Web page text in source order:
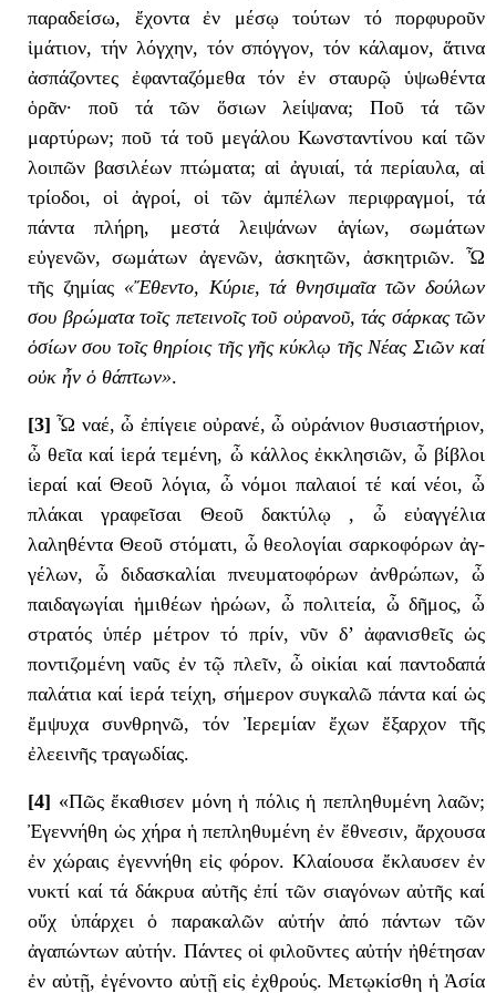
παραδείσω, ἔχοντα ἐν μέσῳ τούτων τό πορφυροῦν
ἱμάτιον, τήν λόγχην, τόν σπόγγον, τόν κάλαμον, ἅτινα
ἀσπάζοντες ἐφανταζόμεθα τόν ἐν σταυρῷ ὑψωθέντα
ὁρᾶν· ποῦ τά τῶν ὅσιων λείψανα; Ποῦ τά τῶν
μαρτύρων; ποῦ τά τοῦ μεγάλου Κωνσταντίνου καί τῶν
λοιπῶν βασιλέων πτώματα; αἱ ἀγυιαί, τά περίαυλα, αἱ
τρίοδοι, οἱ ἀγροί, οἱ τῶν ἀμπέλων περιφραγμοί, τά
πάντα πλήρη, μεστά λειψάνων ἁγίων, σωμάτων
εὐγενῶν, σωμάτων ἀγενῶν, ἀσκητῶν, ἀσκητριῶν. Ὦ
τῆς ζημίας «Ἔθεντο, Κύριε, τά θνησιμαῖα τῶν δούλων
σου βρώματα τοῖς πετεινοῖς τοῦ οὐρανοῦ, τάς σάρκας τῶν
ὁσίων σου τοῖς θηρίοις τῆς γῆς κύκλῳ τῆς Νέας Σιῶν καί
οὐκ ἦν ὁ θάπτων».
[3]Ὦ ναέ, ὦ ἐπίγειε οὐρανέ, ὦ οὐράνιον θυσιαστήριον,
ὦ θεῖα καί ἱερά τεμένη, ὦ κάλλος ἐκκλησιῶν, ὦ βίβλοι
ἱεραί καί Θεοῦ λόγια, ὦ νόμοι παλαιοί τέ καί νέοι, ὦ
πλάκαι γραφεῖσαι Θεοῦ δακτύλῳ , ὦ εὐαγγέλια
λαληθέντα Θεοῦ στόματι, ὦ θεολογίαι σαρκοφόρων ἀγ-
γέλων, ὦ διδασκαλίαι πνευματοφόρων ἀνθρώπων, ὦ
παιδαγωγίαι ἡμιθέων ἡρώων, ὦ πολιτεία, ὦ δῆμος, ὦ
στρατός ὑπέρ μέτρον τό πρίν, νῦν δ’ ἀφανισθεῖς ὡς
ποντιζομένη ναῦς ἐν τῷ πλεῖν, ὦ οἰκίαι καί παντοδαπά
παλάτια καί ἱερά τείχη, σήμερον συγκαλῶ πάντα καί ὡς
ἔμψυχα συνθρηνῶ, τόν Ἰερεμίαν ἔχων ἔξαρχον τῆς
ἐλεεινῆς τραγωδίας.
[4] «Πῶς ἔκαθισεν μόνη ἡ πόλις ἡ πεπληθυμένη λαῶν;
Ἐγεννήθη ὡς χήρα ἡ πεπληθυμένη ἐν ἔθνεσιν, ἄρχουσα
ἐν χώραις ἐγεννήθη εἰς φόρον. Κλαίουσα ἔκλαυσεν ἐν
νυκτί καί τά δάκρυα αὐτῆς ἐπί τῶν σιαγόνων αὐτῆς καί
οὔχ ὑπάρχει ὁ παρακαλῶν αὐτήν ἀπό πάντων τῶν
ἀγαπώντων αὐτήν. Πάντες οἱ φιλοῦντες αὐτήν ἠθέτησαν
ἐν αὐτῇ, ἐγένοντο αὐτῇ εἰς ἐχθρούς. Μετῳκίσθη ἡ Ἀσία